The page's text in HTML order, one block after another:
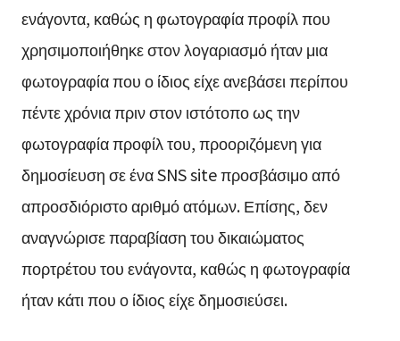
ενάγοντα, καθώς η φωτογραφία προφίλ που
χρησιμοποιήθηκε στον λογαριασμό ήταν μια
φωτογραφία που ο ίδιος είχε ανεβάσει περίπου
πέντε χρόνια πριν στον ιστότοπο ως την
φωτογραφία προφίλ του, προοριζόμενη για
δημοσίευση σε ένα SNS site προσβάσιμο από
απροσδιόριστο αριθμό ατόμων. Επίσης, δεν
αναγνώρισε παραβίαση του δικαιώματος
πορτρέτου του ενάγοντα, καθώς η φωτογραφία
ήταν κάτι που ο ίδιος είχε δημοσιεύσει.